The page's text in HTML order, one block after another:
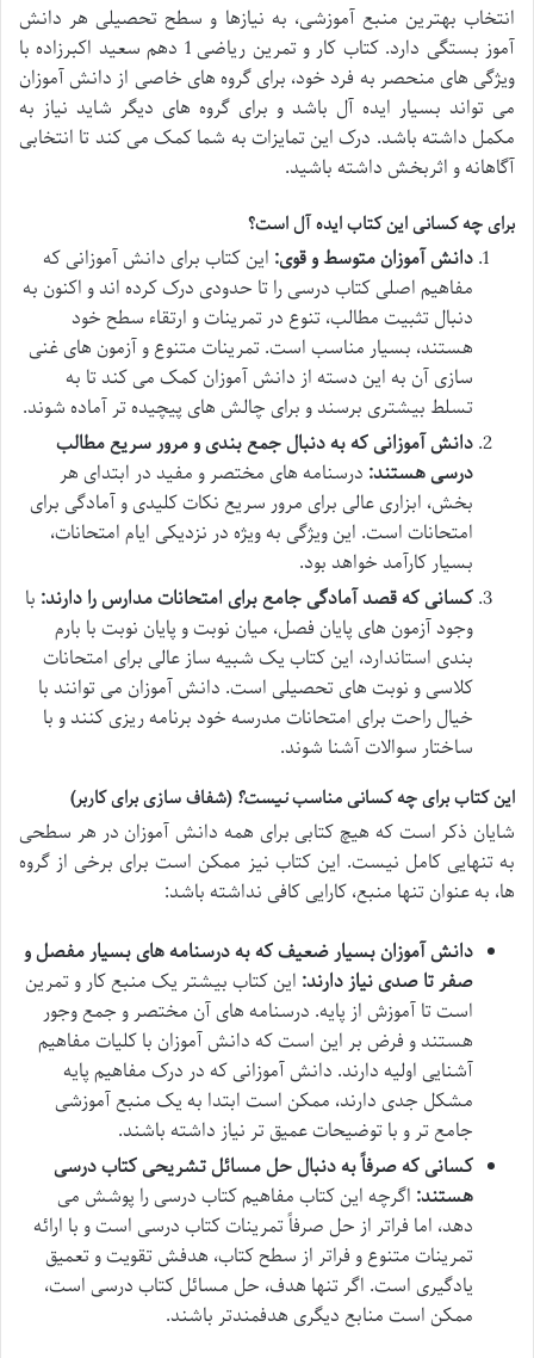
انتخاب بهترین منبع آموزشی، به نیازها و سطح تحصیلی هر دانش
آموز بستگی دارد. کتاب کار و تمرین ریاضی 1 دهم سعید اکبرزاده با
ویژگی های منحصر به فرد خود، برای گروه های خاصی از دانش آموزان
می تواند بسیار ایده آل باشد و برای گروه های دیگر شاید نیاز به
مکمل داشته باشد. درک این تمایزات به شما کمک می کند تا انتخابی
آگاهانه و اثربخش داشته باشید.
برای چه کسانی این کتاب ایده آل است؟
دانش آموزان متوسط و قوی: این کتاب برای دانش آموزانی که
مفاهیم اصلی کتاب درسی را تا حدودی درک کرده اند و اکنون به
دنبال تثبیت مطالب، تنوع در تمرینات و ارتقاء سطح خود
هستند، بسیار مناسب است. تمرینات متنوع و آزمون های غنی
سازی آن به این دسته از دانش آموزان کمک می کند تا به
تسلط بیشتری برسند و برای چالش های پیچیده تر آماده شوند.
دانش آموزانی که به دنبال جمع بندی و مرور سریع مطالب
درسی هستند: درسنامه های مختصر و مفید در ابتدای هر
بخش، ابزاری عالی برای مرور سریع نکات کلیدی و آمادگی برای
امتحانات است. این ویژگی به ویژه در نزدیکی ایام امتحانات،
بسیار کارآمد خواهد بود.
کسانی که قصد آمادگی جامع برای امتحانات مدارس را دارند: با
وجود آزمون های پایان فصل، میان نوبت و پایان نوبت با بارم
بندی استاندارد، این کتاب یک شبیه ساز عالی برای امتحانات
کلاسی و نوبت های تحصیلی است. دانش آموزان می توانند با
خیال راحت برای امتحانات مدرسه خود برنامه ریزی کنند و با
ساختار سوالات آشنا شوند.
این کتاب برای چه کسانی مناسبنیست؟ (شفاف سازی برای کاربر)
شایان ذکر است که هیچ کتابی برای همه دانش آموزان در هر سطحی
به تنهایی کامل نیست. این کتاب نیز ممکن است برای برخی از گروه
ها، به عنوان تنها منبع، کارایی کافی نداشته باشد:
دانش آموزان بسیار ضعیف که به درسنامه های بسیار مفصل و
صفر تا صدی نیاز دارند: این کتاب بیشتر یک منبع کار و تمرین
است تا آموزش از پایه. درسنامه های آن مختصر و جمع وجور
هستند و فرض بر این است که دانش آموزان با کلیات مفاهیم
آشنایی اولیه دارند. دانش آموزانی که در درک مفاهیم پایه
مشکل جدی دارند، ممکن است ابتدا به یک منبع آموزشی
جامع تر و با توضیحات عمیق تر نیاز داشته باشند.
کسانی که صرفاً به دنبال حل مسائل تشریحی کتاب درسی
هستند: اگرچه این کتاب مفاهیم کتاب درسی را پوشش می
دهد، اما فراتر از حل صرفاً تمرینات کتاب درسی است و با ارائه
تمرینات متنوع و فراتر از سطح کتاب، هدفش تقویت و تعمیق
یادگیری است. اگر تنها هدف، حل مسائل کتاب درسی است،
ممکن است منابع دیگری هدفمندتر باشند.